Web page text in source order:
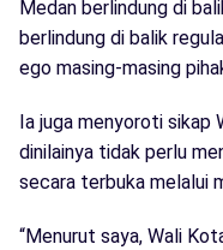
Medan berlindung di
berlindung di balik
ego masing-masing
Ia juga menyoroti sikap
dinilainya tidak perlu
secara terbuka melalui
“Menurut saya, Wali